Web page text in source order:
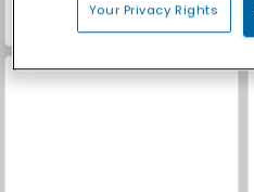
Car Parking City Duel
Your Privacy Rights